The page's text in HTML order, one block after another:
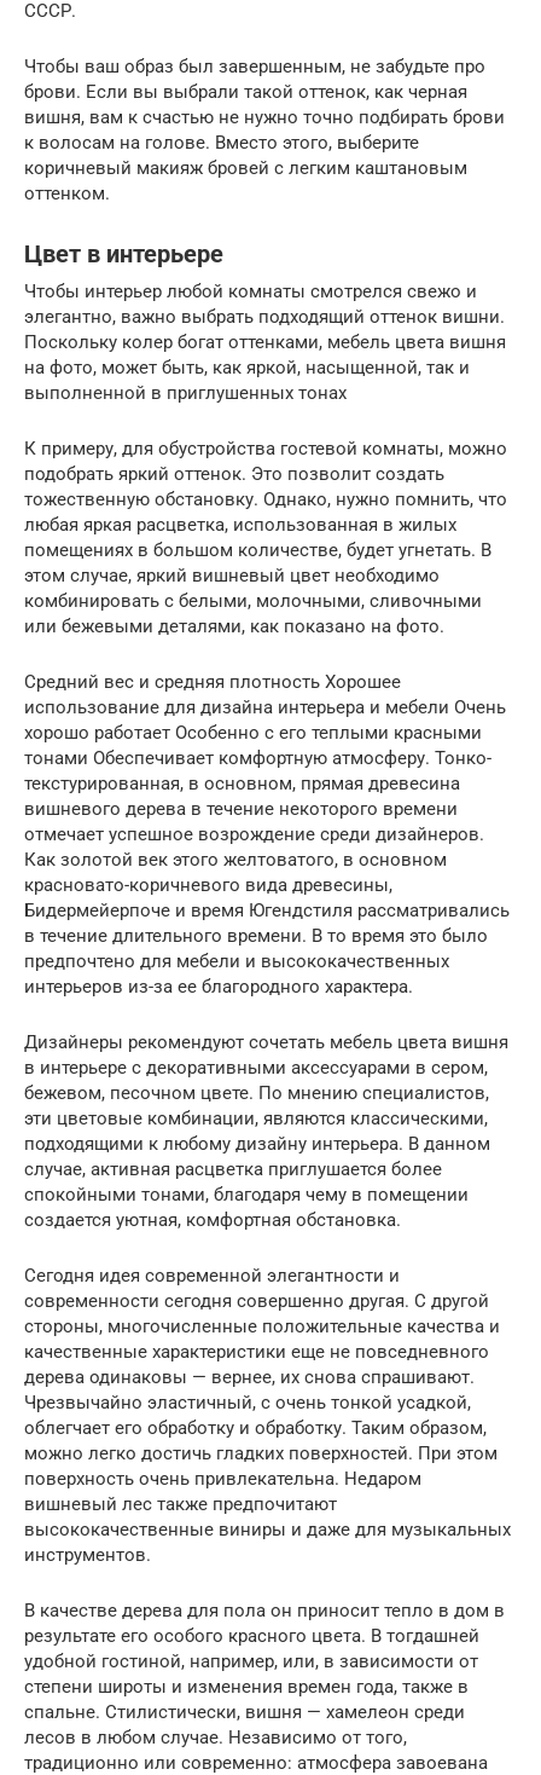
СССР.
Чтобы ваш образ был завершенным, не забудьте про
брови. Если вы выбрали такой оттенок, как черная
вишня, вам к счастью не нужно точно подбирать брови
к волосам на голове. Вместо этого, выберите
коричневый макияж бровей с легким каштановым
оттенком.
Цвет в интерьере
Чтобы интерьер любой комнаты смотрелся свежо и
элегантно, важно выбрать подходящий оттенок вишни.
Поскольку колер богат оттенками, мебель цвета вишня
на фото, может быть, как яркой, насыщенной, так и
выполненной в приглушенных тонах
К примеру, для обустройства гостевой комнаты, можно
подобрать яркий оттенок. Это позволит создать
тожественную обстановку. Однако, нужно помнить, что
любая яркая расцветка, использованная в жилых
помещениях в большом количестве, будет угнетать. В
этом случае, яркий вишневый цвет необходимо
комбинировать с белыми, молочными, сливочными
или бежевыми деталями, как показано на фото.
Средний вес и средняя плотность Хорошее
использование для дизайна интерьера и мебели Очень
хорошо работает Особенно с его теплыми красными
тонами Обеспечивает комфортную атмосферу. Тонко-
текстурированная, в основном, прямая древесина
вишневого дерева в течение некоторого времени
отмечает успешное возрождение среди дизайнеров.
Как золотой век этого желтоватого, в основном
красновато-коричневого вида древесины,
Бидермейерпоче и время Югендстиля рассматривались
в течение длительного времени. В то время это было
предпочтено для мебели и высококачественных
интерьеров из-за ее благородного характера.
Дизайнеры рекомендуют сочетать мебель цвета вишня
в интерьере с декоративными аксессуарами в сером,
бежевом, песочном цвете. По мнению специалистов,
эти цветовые комбинации, являются классическими,
подходящими к любому дизайну интерьера. В данном
случае, активная расцветка приглушается более
спокойными тонами, благодаря чему в помещении
создается уютная, комфортная обстановка.
Сегодня идея современной элегантности и
современности сегодня совершенно другая. С другой
стороны, многочисленные положительные качества и
качественные характеристики еще не повседневного
дерева одинаковы — вернее, их снова спрашивают.
Чрезвычайно эластичный, с очень тонкой усадкой,
облегчает его обработку и обработку. Таким образом,
можно легко достичь гладких поверхностей. При этом
поверхность очень привлекательна. Недаром
вишневый лес также предпочитают
высококачественные виниры и даже для музыкальных
инструментов.
В качестве дерева для пола он приносит тепло в дом в
результате его особого красного цвета. В тогдашней
удобной гостиной, например, или, в зависимости от
степени широты и изменения времен года, также в
спальне. Стилистически, вишня — хамелеон среди
лесов в любом случае. Независимо от того,
традиционно или современно: атмосфера завоевана